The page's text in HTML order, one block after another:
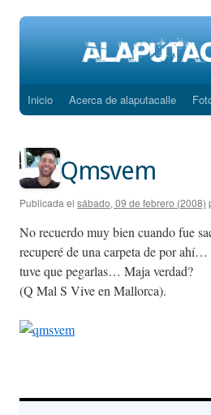
Saltar
contenido
Inicio Acerca de alaputacalle
Qmsvem
Publicada el sábado, 09 de febrero (2008)
No recuerdo muy bien cuando fue
recuperé de una carpeta de por
tuve que pegarlas… Maja verdad?
(Q Mal S Vive en Mallorca).